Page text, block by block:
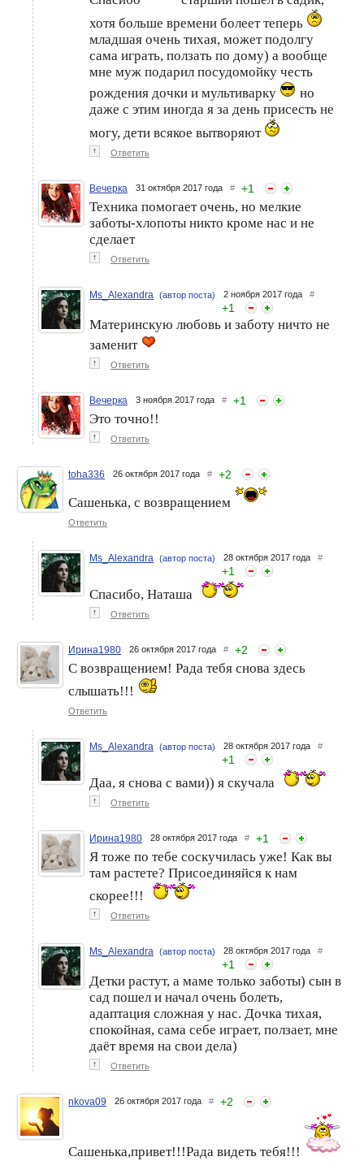
хотя больше времени болеет теперь
младшая очень тихая, может подолгу
сама играть, ползать по дому) а вообще
мне муж подарил посудомойку честь
рождения дочки и мультиварку
но
даже с этим иногда я за день присесть не
могу, дети всякое вытворяют
↑ Ответить
Вечерка 31 октября 2017 года # +1
Техника помогает очень, но мелкие
заботы-хлопоты никто кроме нас и не
сделает
↑ Ответить
Ms_Alexandra (автор поста) 2 ноября 2017 года #
+1
Материнскую любовь и заботу ничто не
заменит
↑ Ответить
Вечерка 3 ноября 2017 года # +1
Это точно!!
↑ Ответить
toha336 26 октября 2017 года # +2
Сашенька, с возвращением
Ответить
Ms_Alexandra (автор поста) 28 октября 2017 года #
+1
Спасибо, Наташа
↑ Ответить
Ирина1980 26 октября 2017 года # +2
С возвращением! Рада тебя снова здесь
слышать!!!
Ответить
Ms_Alexandra (автор поста) 28 октября 2017 года #
+1
Даа, я снова с вами)) я скучала
↑ Ответить
Ирина1980 28 октября 2017 года # +1
Я тоже по тебе соскучилась уже! Как вы
там растете? Присоединяйся к нам
скорее!!!
↑ Ответить
Ms_Alexandra (автор поста) 28 октября 2017 года #
+1
Детки растут, а маме только заботы) сын в
сад пошел и начал очень болеть,
адаптация сложная у нас. Дочка тихая,
спокойная, сама себе играет, ползает, мне
даёт время на свои дела)
↑ Ответить
nkova09 26 октября 2017 года # +2
Сашенька,привет!!!Рада видеть тебя!!!